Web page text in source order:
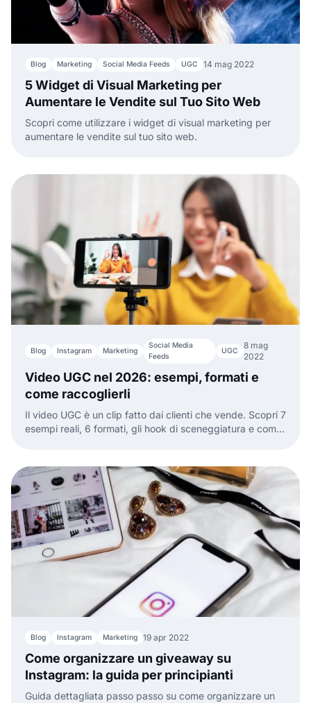
Blog Marketing Social Media Feeds UGC 14 mag 2022
5 Widget di Visual Marketing per
Aumentare le Vendite sul Tuo Sito Web
Scopri come utilizzare i widget di visual marketing per
aumentare le vendite sul tuo sito web.
Blog Instagram Marketing
Social Media
Feeds
UGC
8 mag
2022
Video UGC nel 2026: esempi, formati e
come raccoglierli
Il video UGC è un clip fatto dai clienti che vende. Scopri 7
esempi reali, 6 formati, gli hook di sceneggiatura e come
Blog Instagram Marketing 19 apr 2022
Come organizzare un giveaway su
Instagram: la guida per principianti
Guida dettagliata passo passo su come organizzare un